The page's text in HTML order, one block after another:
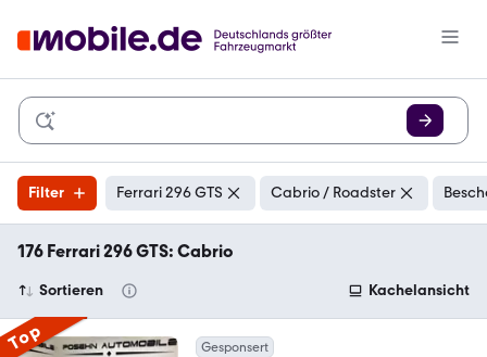
Filter Ferrari 296 GTS Cabrio / Roadster
176 Ferrari 296 GTS: Cabrio
Sortieren Kachelansicht
Top Gesponsert